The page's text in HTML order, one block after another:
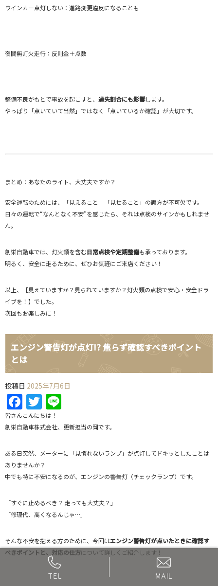
ウインカー点灯しない：進路変更違反になることも
夜間無灯火走行：反則金＋点数
整備不良がもとで事故を起こすと、 過失割合にも影響します。
やっぱり「点いていて当然」ではなく「点いているか確認」が大切です。
まとめ：あなたのライト、大丈夫ですか？
安全運転のためには、「見えること」「見せること」の両方が不可欠です。
日々の運転で“なんとなく不安”を感じたら、それは点検のサインかもしれませ
ん。
創栄自動車では、灯火類を含む日常点検や定期整備も承っております。
明るく、安全に走るために、ぜひお気軽にご来店ください！
以上、【見えていますか？見られていますか？灯火類の点検で安心・安全ドラ
イブを！】でした。
次回もお楽しみに！
エンジン警告灯が点灯!? 焦らず確認すべきポイント
とは
投稿日 2025年7月6日
Facebook
Twitter
皆さんこんにちは！
創栄自動車株式会社、更新担当の岡です。
ある日突然、メーターに「見慣れないランプ」が点灯してドキッとしたことは
ありませんか？
中でも特に不安になるのが、エンジンの警告灯（チェックランプ）です。
「すぐに止めるべき？ 走っても大丈夫？」
「修理代、高くなるんじゃ…」
そんな不安を抱える方のために、今回はエンジン警告灯が点いたときに確認す
べきポイントと、対応の仕方について詳しくご紹介します！